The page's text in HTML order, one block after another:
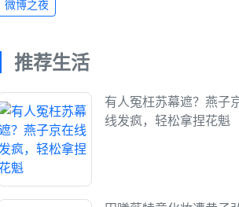
微博之夜
推荐生活
有人冤枉苏幕遮？燕子
线发疯，轻松拿捏花魁